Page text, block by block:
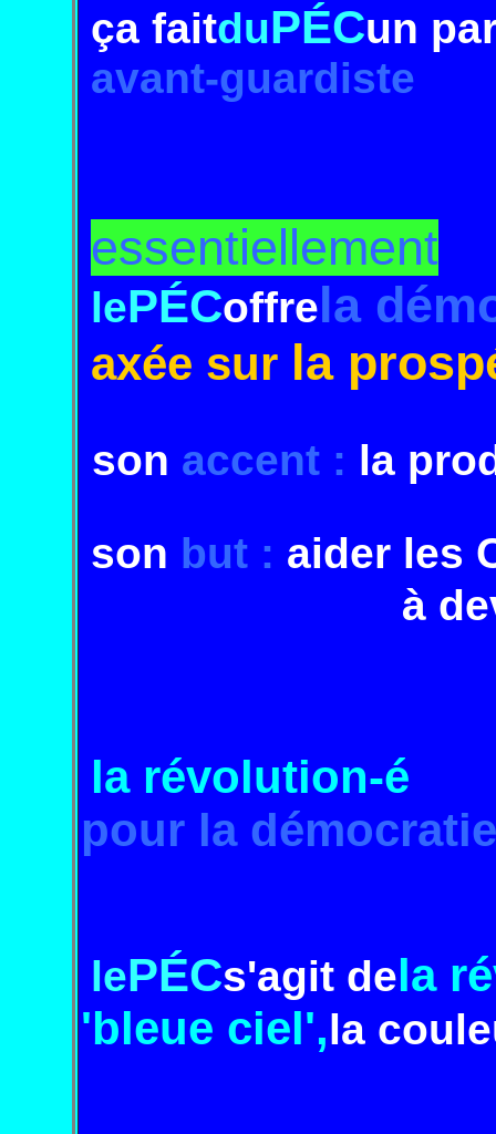
ça faitduPÉCun
avant-guardiste
essentiellement
lePÉCoffrela
axée sur la
son accent : la
son but : aider les
à
la révolution-é
pour la
lePÉCs'agit dela
'bleue ciel',la